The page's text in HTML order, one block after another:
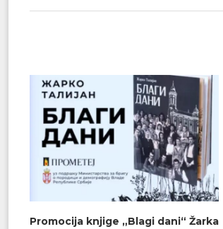
Promocija knjige „Blagi dani“ Žarka